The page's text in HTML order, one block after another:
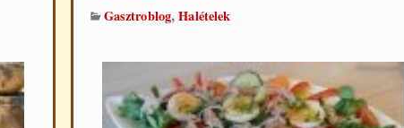
Gasztroblog,Halételek